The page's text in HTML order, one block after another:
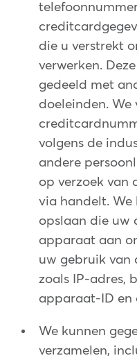
die u verstrekt
verwerken.
gedeeld met
doeleinden. We
volgens de
andere
op verzoek van
via handelt. We
opslaan die uw
apparaat aan
uw gebruik van
zoals IP-adres,
apparaat-ID en
We kunnen
verzamelen,